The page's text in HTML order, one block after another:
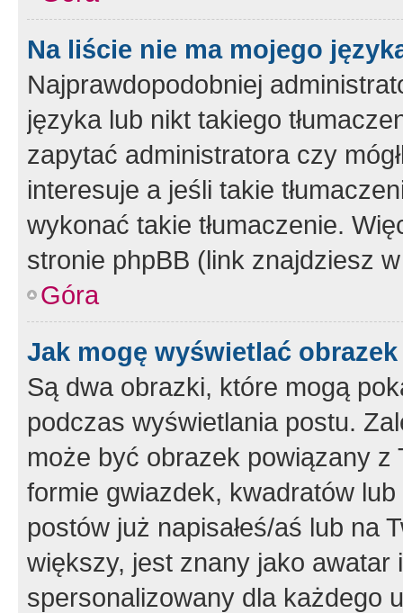
Na liście nie ma mojego
Najprawdopodobniej
języka lub nikt takiego
zapytać administratora czy
interesuje a jeśli takie
wykonać takie tłumaczenie.
stronie phpBB (link znajdziesz
Góra
Jak mogę wyświetlać
Są dwa obrazki, które mogą
podczas wyświetlania postu.
może być obrazek powiązany z
formie gwiazdek, kwadratów
postów już napisałeś/aś lub na
większy, jest znany jako
spersonalizowany dla każdego